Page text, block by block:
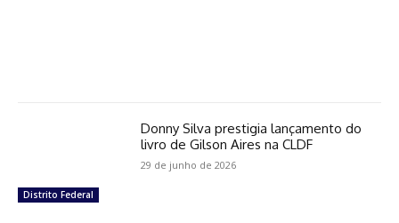
Distrito Federal
Donny Silva prestigia lançamento do
livro de Gilson Aires na CLDF
29 de junho de 2026